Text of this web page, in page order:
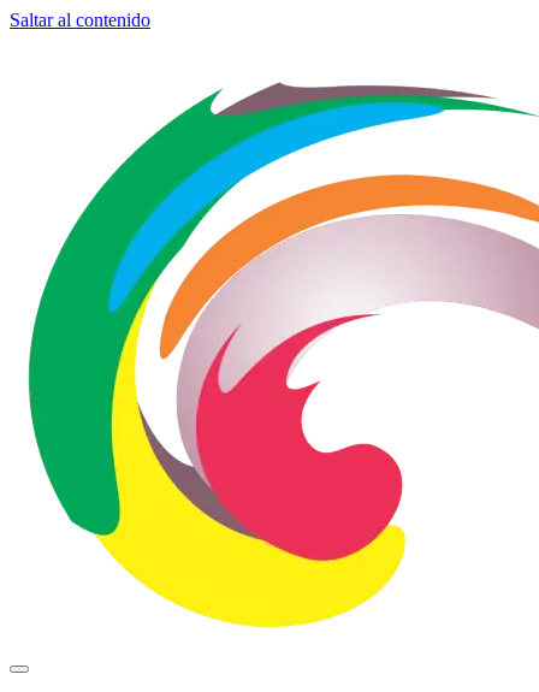
Saltar al contenido